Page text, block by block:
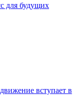
для будущих
вступает в